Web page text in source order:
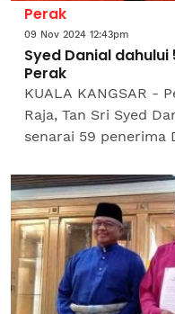
Perak
09 Nov 2024 12:43pm
Syed Danial
Perak
KUALA KANGSAR -
Raja, Tan Sri Syed
senarai 59 penerima
Sultan Nazrin...